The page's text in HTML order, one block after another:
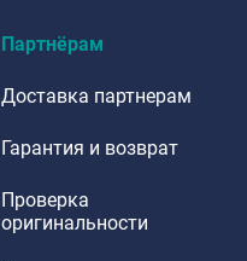
Партнёрам
Доставка партнерам
Гарантия и возврат
Проверка
оригинальности